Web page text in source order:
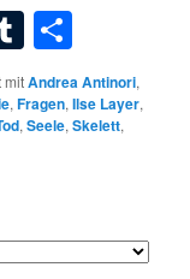
Tumblr
mitAndrea Antinori,
,Fragen,Ilse Layer,
,Seele,Skelett,